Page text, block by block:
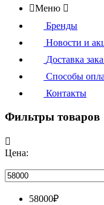
Меню 
Бренды
Новости и
Доставка
Способы
Контакты
Фильтры товаров

Цена:
58000₽